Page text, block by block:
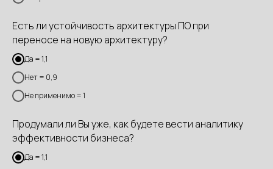
Есть ли устойчивость архитектуры ПО при
переносе на новую архитектуру?
Да = 1,1
Нет = 0,9
Не применимо = 1
Продумали ли Вы уже, как будете вести аналитику
эффективности бизнеса?
Да = 1,1